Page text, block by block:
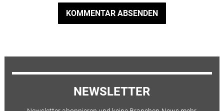
KOMMENTAR ABSENDEN
NEWSLETTER